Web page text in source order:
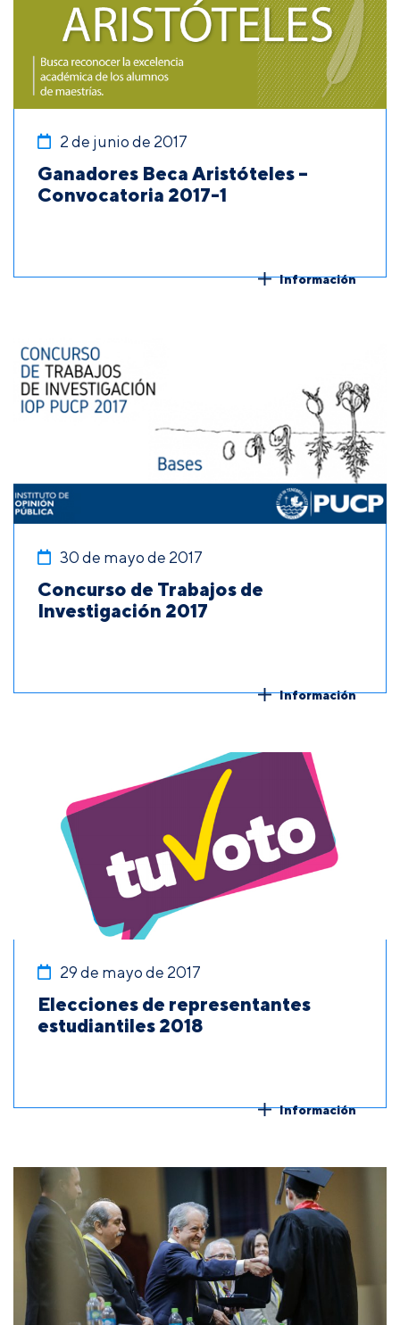
2 de junio de 2017
Ganadores Beca Aristóteles –
Convocatoria 2017-1
Información
30 de mayo de 2017
Concurso de Trabajos de
Investigación 2017
Información
29 de mayo de 2017
Elecciones de representantes
estudiantiles 2018
Información